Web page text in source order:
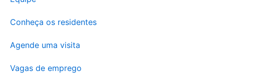
Conheça os residentes
Agende uma visita
Vagas de emprego